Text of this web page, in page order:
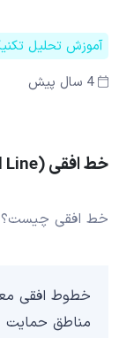
آموزش تحلیل
4 سال پیش
خط افقی (Horizontal Line)
خط افقی چیست؟
خطوط افقی
مناطق حمایت